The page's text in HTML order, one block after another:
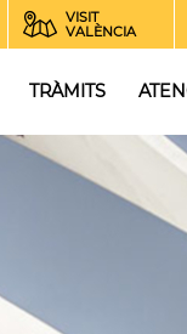
VISIT
VALÈNCIA
TRÀMITS